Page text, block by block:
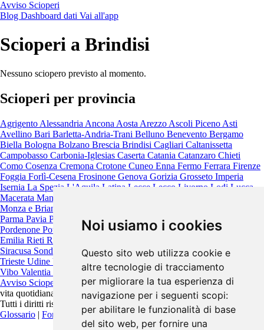
Noi usiamo i cookies
Questo sito web utilizza cookie e
altre tecnologie di tracciamento
per migliorare la tua esperienza di
navigazione per i seguenti scopi:
per abilitare le funzionalità di base
del sito web, per fornire una
Avviso Scioperi
Blog Dashboard dati Vai all'app
Scioperi a Brindisi
Nessuno sciopero previsto al momento.
Scioperi per provincia
Agrigento Alessandria Ancona Aosta Arezzo Ascoli Piceno Asti
Avellino Bari Barletta-Andria-Trani Belluno Benevento Bergamo
Biella Bologna Bolzano Brescia Brindisi Cagliari Caltanissetta
Campobasso Carbonia-Iglesias Caserta Catania Catanzaro Chieti
Como Cosenza Cremona Crotone Cuneo Enna Fermo Ferrara Firenze
Foggia Forlì-Cesena Frosinone Genova Gorizia Grosseto Imperia
Isernia La Spezia L'Aquila Latina Lecce Lecco Livorno Lodi Lucca
Macerata Mantova
Monza e Brianza
Parma Pavia Perugia Pesaro e Urbino Pescara Piacenza
Pordenone Potenza PratoRagusaRavenna Reggio Calabria
Emilia Rieti Rimini
Siracusa Sondrio TarantoTeramoTerniTorinoTrapaniTrento
Trieste Udine Varese Venezia Verbano-Cusio-Ossola
Vibo Valentia
VicenzaViterbo
Avviso Scioperi
è un progetto indipendente pensato per migliorare la
vita quotidiana.
Tutti i diritti riservati. Contattaci:
info@avvisoscioperi.it
Glossario | Fonti Privacy Policy